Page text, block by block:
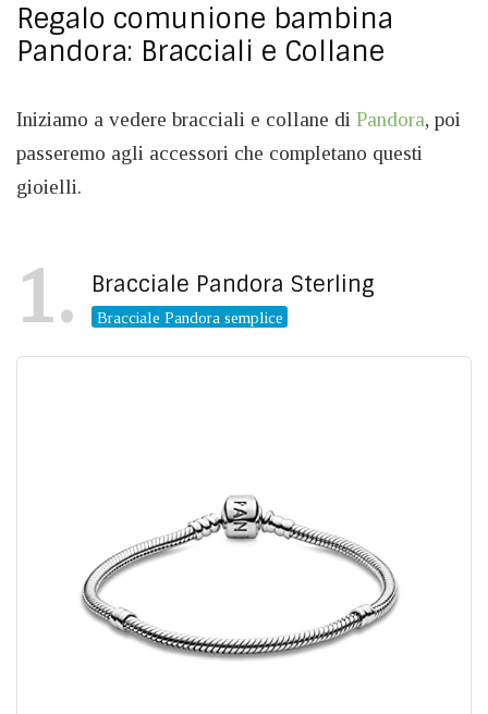
Regalo comunione bambina
Pandora: Bracciali e Collane
Iniziamo a vedere bracciali e collane di Pandora, poi
passeremo agli accessori che completano questi
gioielli.
1 Bracciale Pandora Sterling
Bracciale Pandora semplice